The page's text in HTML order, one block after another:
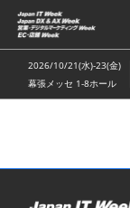
ス
キ
ッ
し
む
2026/10/21(水)-23(金)
幕張メッセ 1-8ホール